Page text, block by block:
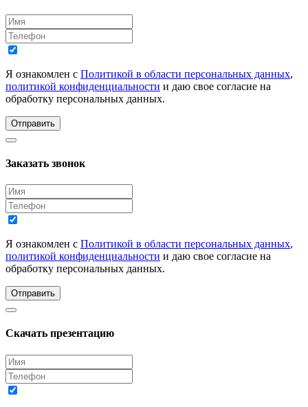
Я ознакомлен с Политикой в области персональных данных,
политикой конфиденциальности и даю свое согласие на
обработку персональных данных.
Отправить
Заказать звонок
Я ознакомлен с Политикой в области персональных данных,
политикой конфиденциальности и даю свое согласие на
обработку персональных данных.
Отправить
Скачать презентацию